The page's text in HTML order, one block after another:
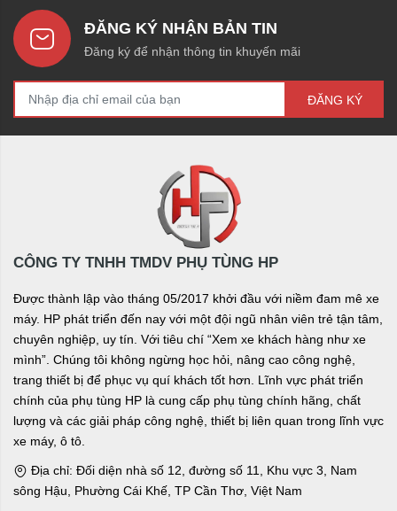
ĐĂNG KÝ NHẬN BẢN TIN
Đăng ký để nhận thông tin khuyến mãi
ĐĂNG KÝ
CÔNG TY TNHH TMDV PHỤ TÙNG HP
Được thành lập vào tháng 05/2017 khởi đầu với niềm đam mê xe
máy. HP phát triển đến nay với một đội ngũ nhân viên trẻ tận tâm,
chuyên nghiệp, uy tín. Với tiêu chí “Xem xe khách hàng như xe
mình”. Chúng tôi không ngừng học hỏi, nâng cao công nghệ,
trang thiết bị để phục vụ quí khách tốt hơn. Lĩnh vực phát triển
chính của phụ tùng HP là cung cấp phụ tùng chính hãng, chất
lượng và các giải pháp công nghệ, thiết bị liên quan trong lĩnh vực
xe máy, ô tô.
Địa chỉ: Đối diện nhà số 12, đường số 11, Khu vực 3, Nam
sông Hậu, Phường Cái Khế, TP Cần Thơ, Việt Nam